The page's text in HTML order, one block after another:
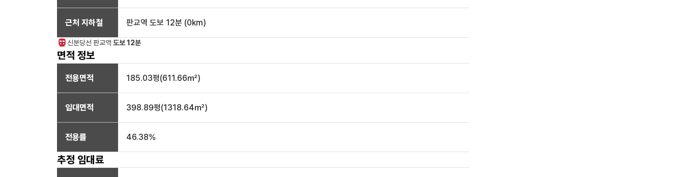
근처 지하철 판교역 도보 12분 (0km)
신분당선 판교역 도보 12분
면적 정보
전용면적 185.03평(611.66㎡)
임대면적 398.89평(1318.64㎡)
전용률 46.38%
추정 임대료